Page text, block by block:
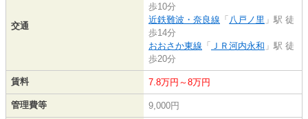
交通
歩10分
近鉄難波・奈良線 「 八戸ノ里 」駅 徒
歩14分
おおさか東線 「 ＪＲ河内永和 」駅 徒
歩20分
賃料 7.8万円～8万円
管理費等 9,000円